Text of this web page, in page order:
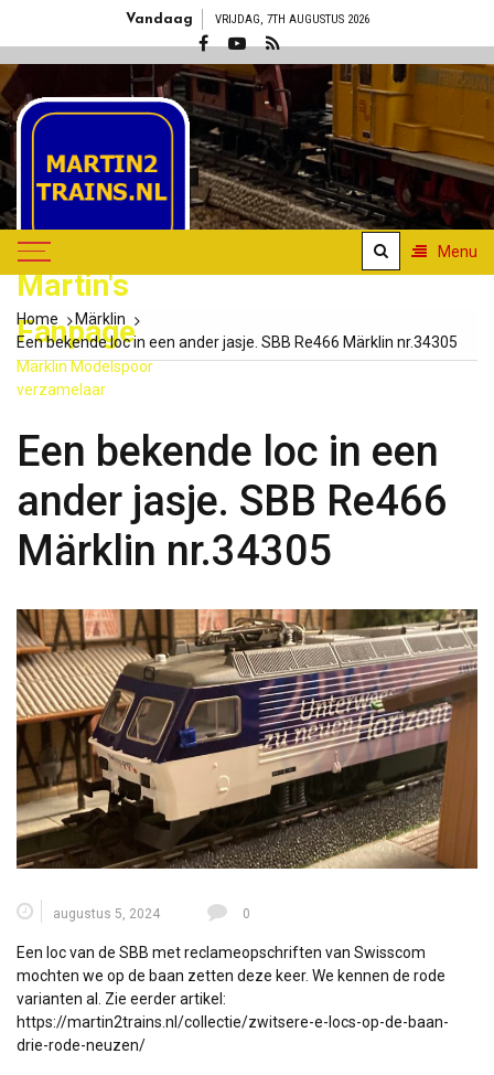
Vandaag VRIJDAG, 7TH AUGUSTUS 2026
Martin's
Fanpage
Märklin Modelspoor
verzamelaar
Menu
Home
Märklin
Een bekende loc in een ander jasje. SBB Re466 Märklin nr.34305
Een bekende loc in een
ander jasje. SBB Re466
Märklin nr.34305
augustus 5, 2024 0
Een loc van de SBB met reclameopschriften van Swisscom
mochten we op de baan zetten deze keer. We kennen de rode
varianten al. Zie eerder artikel:
https://martin2trains.nl/collectie/zwitsere-e-locs-op-de-baan-
drie-rode-neuzen/